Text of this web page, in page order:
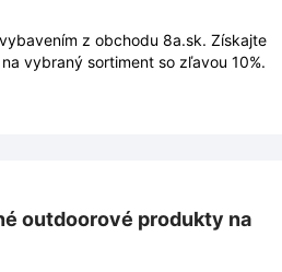
z obchodu 8a.sk. Získajte
vybraný sortiment so zľavou 10%.
outdoorové produkty na